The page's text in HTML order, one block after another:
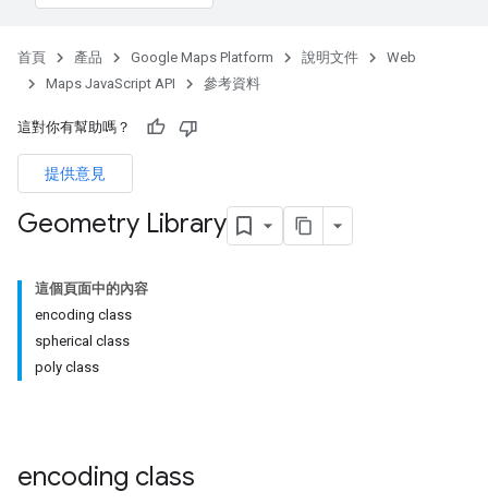
首頁 產品 Google Maps Platform 說明文件
Web
Maps JavaScript API
參考資料
這對你有幫助嗎？
提供意見
Geometry Library
這個頁面中的內容
encoding class
spherical class
poly class
encoding class